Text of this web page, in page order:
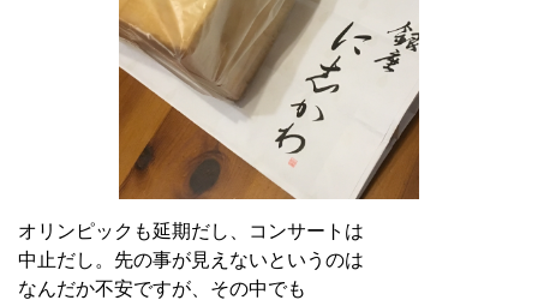
オリンピックも延期だし、コンサートは
中止だし。先の事が見えないというのは
なんだか不安ですが、その中でも